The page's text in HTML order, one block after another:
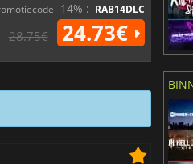
-14% : RAB14DLC
28.75€ 24.73€